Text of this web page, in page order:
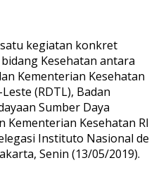
satu kegiatan konkret
Kesehatan antara
Kementerian Kesehatan
(RDTL), Badan
Sumber Daya
Kementerian Kesehatan RI
Instituto Nasional de
Senin (13/05/2019).